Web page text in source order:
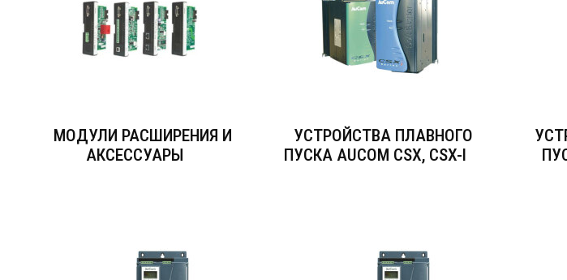
МОДУЛИ РАСШИРЕНИЯ И
АКСЕССУАРЫ
УСТРОЙСТВА ПЛАВНОГО
ПУСКА AUCOM CSX, CSX-I